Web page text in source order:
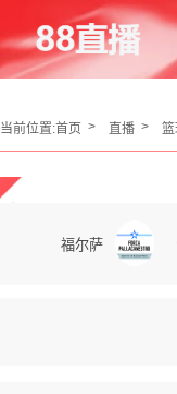
当前位置:首页 直播
福尔萨